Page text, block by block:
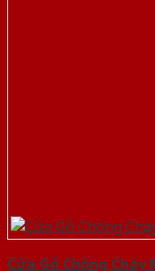
Cửa Gỗ Chống Cháy